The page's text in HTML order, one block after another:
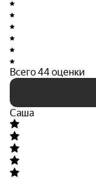
людей или
площадью от 35,3
комфорт.
предоставляют
Всего 44 оценки
Саша